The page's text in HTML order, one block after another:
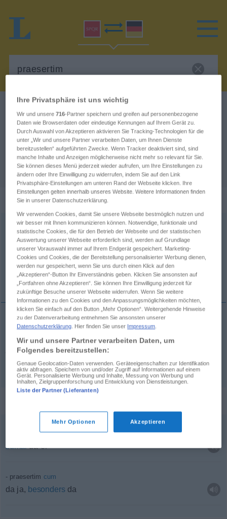
Latein-Deutsch Übersetzung für
"praesertim"
"praesertim" Deutsch Übersetzung
„praesertim“: Adverb, adverbial
praesertim adv <kausal> ||prae,serere1||
Übersicht aller Übersetzungen
(Für mehr Details die Übersetzung anklicken/antippen)
zumal, besonders
zumal,besondersbesondersmit cum, quod, si, qui
praesertim
praesertimqui/quipraesertim
zumalda er
praesertim cum
da ja, besonders da
Ihre Privatsphäre ist uns wichtig
Wir und unsere716-Partner speichern und greifen auf personenbezogene
Daten wie Browserdaten oder eindeutige Kennungen auf Ihrem Gerät zu.
Durch Auswahl von Akzeptieren aktivieren Sie Tracking-Technologien für die
unter „Wir und unsere Partner verarbeiten Daten, um Ihnen Dienste
bereitzustellen“ aufgeführten Zwecke. Wenn Tracker deaktiviert sind, sind
manche Inhalte und Anzeigen möglicherweise nicht mehr so relevant für Sie.
Sie können dieses Menü jederzeit wieder aufrufen, um Ihre Einstellungen zu
ändern oder Ihre Einwilligung zu widerrufen, indem Sie auf den Link
Privatsphäre-Einstellungen am unteren Rand der Webseite klicken. Ihre
Einstellungen gelten innerhalb unseres Website. Weitere Informationen finden
Sie in unserer Datenschutzerklärung.
Wir verwenden Cookies, damit Sie unsere Webseite bestmöglich nutzen und
wir besser mit Ihnen kommunizieren können. Notwendige, funktionale und
statistische Cookies, die für den Betrieb der Webseite und der statistischen
Auswertung unserer Webseite erforderlich sind, werden auf Grundlage
unserer Vorauswahl immer auf Ihrem Endgerät gespeichert. Marketing-
Cookies und Cookies, die der Bereitstellung personalisierter Werbung dienen,
werden nur gespeichert, wenn Sie uns durch einen Klick auf den
„Akzeptieren“-Button Ihr Einverständnis geben. Klicken Sie ansonsten auf
„Fortfahren ohne Akzeptieren“. Sie können Ihre Einwilligung jederzeit für
zukünftige Besuche unserer Webseite widerrufen. Wenn Sie weitere
Informationen zu den Cookies und den Anpassungsmöglichkeiten möchten,
klicken Sie einfach auf den Button „Mehr Optionen“. Weitergehende Hinweise
zu der Datenverarbeitung entnehmen Sie ansonsten unserer
Datenschutzerklärung . Hier finden Sie unser Impressum
Wir und unsere Partner verarbeiten Daten, um
Folgendes bereitzustellen:
Genaue Geolocation-Daten verwenden. Geräteeigenschaften zur Identifikation
aktiv abfragen. Speichern von und/oder Zugriff auf Informationen auf einem
Gerät. Personalisierte Werbung und Inhalte, Messung von Werbung und
Inhalten, Zielgruppenforschung und Entwicklung von Dienstleistungen.
Liste der Partner (Lieferanten)
Mehr Optionen Akzeptieren